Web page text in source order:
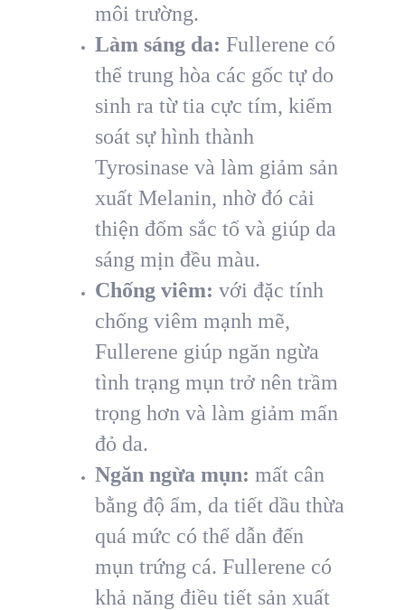
môi trường.
Làm sáng da: Fullerene có
thể trung hòa các gốc tự do
sinh ra từ tia cực tím, kiểm
soát sự hình thành
Tyrosinase và làm giảm sản
xuất Melanin, nhờ đó cải
thiện đốm sắc tố và giúp da
sáng mịn đều màu.
Chống viêm: với đặc tính
chống viêm mạnh mẽ,
Fullerene giúp ngăn ngừa
tình trạng mụn trở nên trầm
trọng hơn và làm giảm mẩn
đỏ da.
Ngăn ngừa mụn: mất cân
bằng độ ẩm, da tiết dầu thừa
quá mức có thể dẫn đến
mụn trứng cá. Fullerene có
khả năng điều tiết sản xuất